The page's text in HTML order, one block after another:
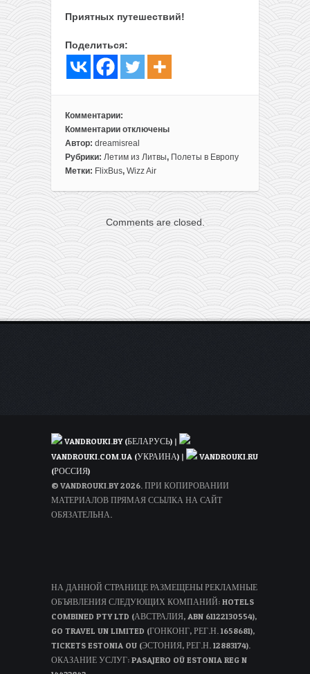
Приятных путешествий!
Поделиться:
Комментарии:
Комментарии
к
записи
Амстердам,
Брюссель
в
одной
сборке
Вильнюса
78€
отключены
Автор: dreamisreal
Рубрики: Летим из Литвы, Полеты в Европу
Метки: FlixBus, Wizz Air
Comments are closed.
VANDROUKI.BY (БЕЛАРУСЬ) |
VANDROUKI.COM.UA (УКРАИНА) |
VANDROUKI.RU
(РОССИЯ)
© VANDROUKI.BY 2026. ПРИ КОПИРОВАНИИ
МАТЕРИАЛОВ ПРЯМАЯ ССЫЛКА НА САЙТ
ОБЯЗАТЕЛЬНА.
НА ДАННОЙ СТРАНИЦЕ РАЗМЕЩЕНЫ РЕКЛАМНЫЕ
ОБЪЯВЛЕНИЯ СЛЕДУЮЩИХ КОМПАНИЙ: HOTELS
COMBINED PTY LTD (АВСТРАЛИЯ, ABN 61122130554),
GO TRAVEL UN LIMITED (ГОНКОНГ, РЕГ.Н. 1658681),
TICKETS ESTONIA OU (ЭСТОНИЯ, РЕГ.Н. 12883174).
ОКАЗАНИЕ УСЛУГ: PASAJERO OÜ ESTONIA REG N